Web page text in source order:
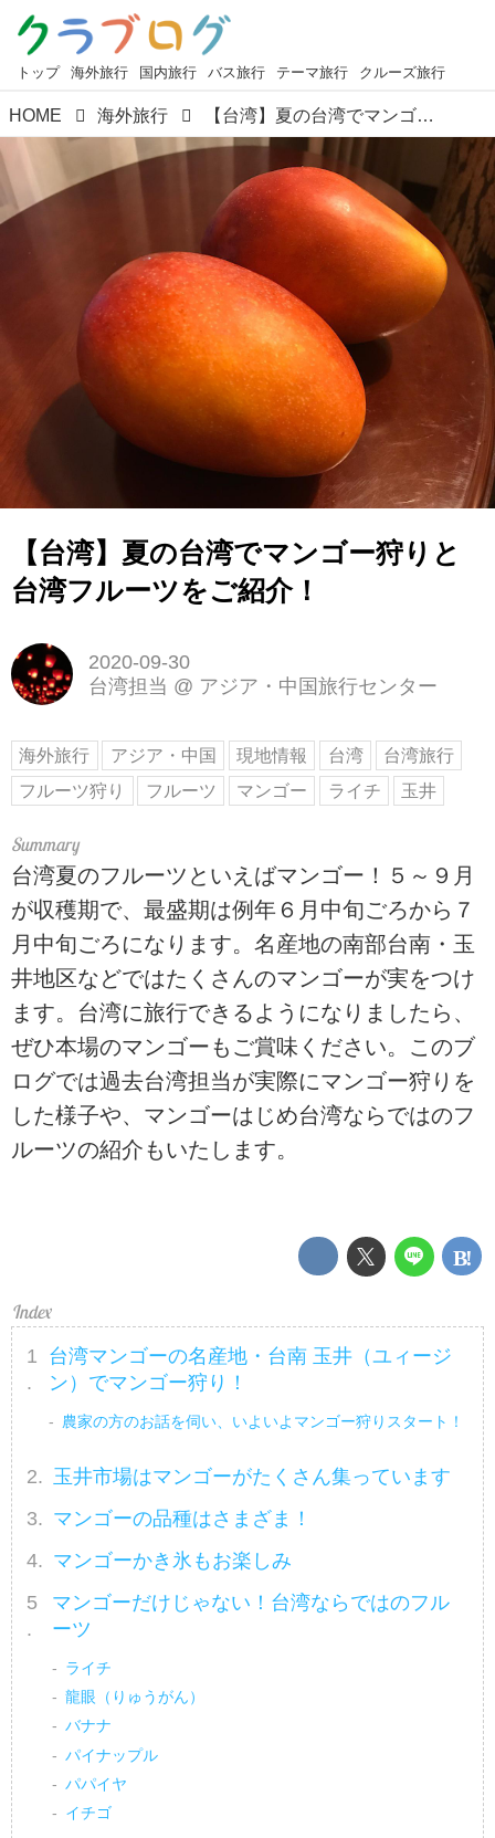
トップ 海外旅行 国内旅行 バス旅行 テーマ旅行 クルーズ旅行
HOME 海外旅行 【台湾】夏の台湾でマンゴー狩りと台湾フルーツをご紹介！
【台湾】夏の台湾でマンゴー狩りと
台湾フルーツをご紹介！
2020-09-30
台湾担当 @ アジア・中国旅行センター
海外旅行 アジア・中国 現地情報 台湾
台湾旅行
フルーツ狩り
フルーツ マンゴー ライチ 玉井
台湾夏のフルーツといえばマンゴー！５～９月
が収穫期で、最盛期は例年６月中旬ごろから７
月中旬ごろになります。名産地の南部台南・玉
井地区などではたくさんのマンゴーが実をつけ
ます。台湾に旅行できるようになりましたら、
ぜひ本場のマンゴーもご賞味ください。このブ
ログでは過去台湾担当が実際にマンゴー狩りを
した様子や、マンゴーはじめ台湾ならではのフ
ルーツの紹介もいたします。
台湾マンゴーの名産地・台南 玉井（ユィージ
ン）でマンゴー狩り！
農家の方のお話を伺い、いよいよマンゴー狩りスタート！
玉井市場はマンゴーがたくさん集っています
マンゴーの品種はさまざま！
マンゴーかき氷もお楽しみ
マンゴーだけじゃない！台湾ならではのフル
ーツ
ライチ
龍眼（りゅうがん）
バナナ
パイナップル
パパイヤ
イチゴ